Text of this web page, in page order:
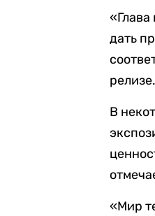
дать
релизе.
В
«Мир